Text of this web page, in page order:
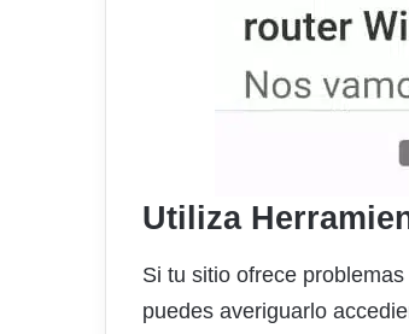
Utiliza
Si tu sitio ofrece
puedes averiguarlo